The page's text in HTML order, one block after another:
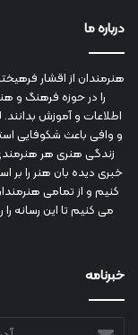
درباره ما
هنرمندان از اقشار
را در حوزه فرهنگ و
اطلاعات و آموزش
و وافی باعث شکوفایی
زندگی هنری هر
خبری دیده بان هنر را بر
کنیم و از تمامی
می کنیم تا این رسانه
خبرنامه
آدرس